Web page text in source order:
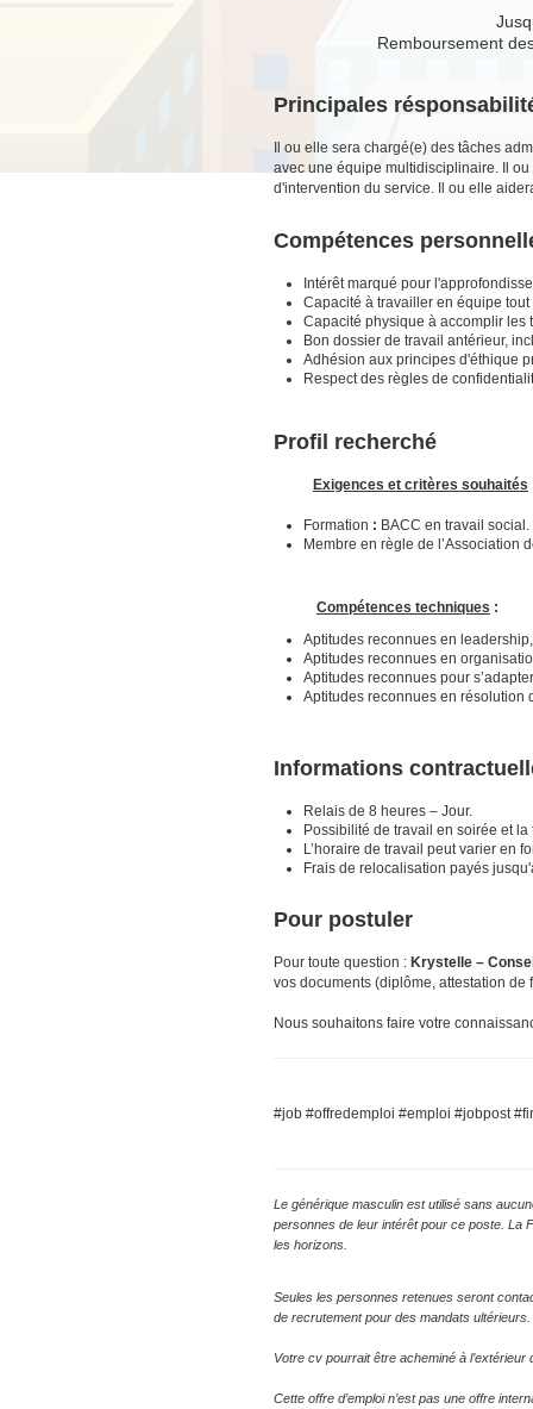
Remboursement
Principales
Il ou elle sera chargé(e) des tâches
avec une équipe multidisciplinaire. Il
d'intervention du service. Il ou elle
Compétences
Intérêt marqué pour
Capacité à travailler en équipe
Capacité physique à accomplir les
Bon dossier de travail antérieur,
Adhésion aux principes d'éthique
Respect des règles de
Profil recherché
Exigences et critères souhaités
Formation : BACC en travail social.
Membre en règle de l’Association
Compétences techniques :
Aptitudes reconnues en
Aptitudes reconnues en
Aptitudes reconnues pour
Aptitudes reconnues en résolution
Informations
Relais de 8 heures – Jour.
Possibilité de travail en soirée et
L’horaire de travail peut varier en
Frais de relocalisation payés
Pour postuler
Pour toute question : Krystelle –
vos documents (diplôme, attestation
Nous souhaitons faire votre
#job #offredemploi #emploi #jobpost
Le générique masculin est utilisé sans
personnes de leur intérêt pour ce poste. La
les horizons.
Seules les personnes retenues seront
de recrutement pour des mandats ultérieurs.
Votre cv pourrait être acheminé à l’extérieur
Cette offre d’emploi n’est pas une offre